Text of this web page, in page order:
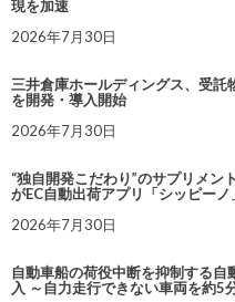
現を加速
2026年7月30日
三井倉庫ホールディングス、受託
を開発・導入開始
2026年7月30日
“独自開発こだわり”のサプリメン
がEC自動出荷アプリ「シッピーノ
2026年7月30日
自動車船の荷役中断を抑制する
入 ～自力走行できない車両を約5